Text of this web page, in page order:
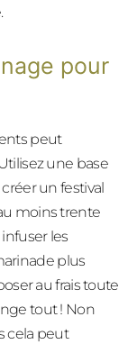
pour
peut
une base
un festival
moins trente
les
plus
au frais toute
tout ! Non
cela peut